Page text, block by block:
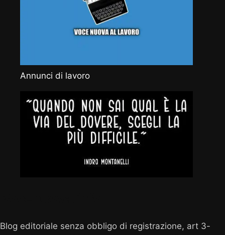
Annunci di lavoro
Blog editoriale senza obbligo di registrazione, art 3-